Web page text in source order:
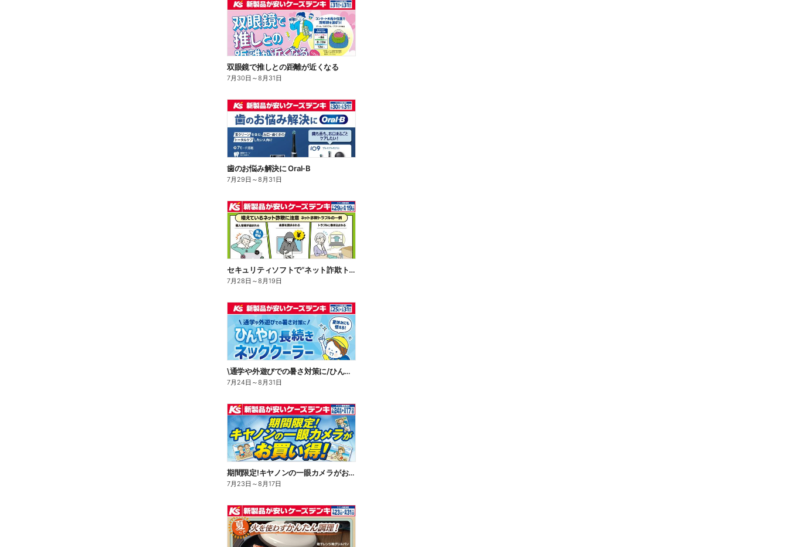
双眼鏡で推しとの距離が近くなる
7月30日 ～8月31日
歯のお悩み解決に Oral-B
7月29日 ～8月31日
セキュリティソフトで“ネット詐欺トラブル”から守る!
7月28日 ～8月19日
\通学や外遊びでの暑さ対策に/ひんやり長続きネッククーラー
7月24日 ～8月31日
期間限定!キヤノンの一眼カメラがお買い得!
7月23日 ～8月17日